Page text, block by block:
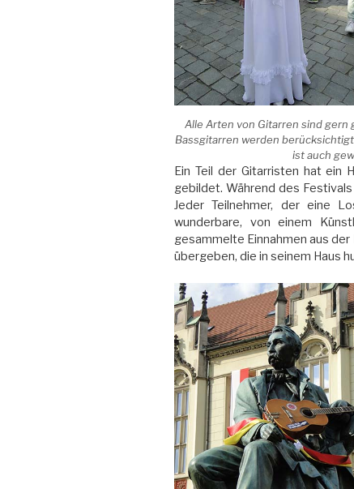
Alle Arten von Gitarren sind gern
Bassgitarren werden
ist auch
Ein Teil der Gitarristen hat ein
gebildet. Während des
Jeder Teilnehmer, der eine
wunderbare, von einem
gesammelte Einnahmen aus
übergeben, die in seinem Haus